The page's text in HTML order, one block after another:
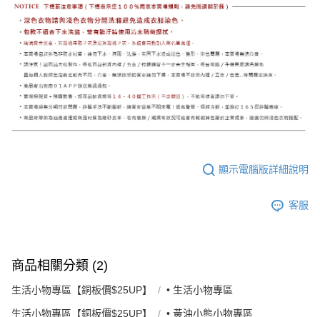
顯示電腦版詳細說明
客服
商品相關分類 (2)
生活小物專區【銅板價$25UP】 • 生活小物專區
生活小物專區【銅板價$25UP】 • 黃油小熊小物專區